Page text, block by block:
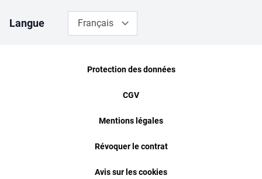
Langue Français
Protection des données
CGV
Mentions légales
Révoquer le contrat
Avis sur les cookies